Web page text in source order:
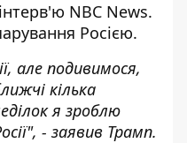
NBC News.
Росією.
але подивимося,
кілька
я зроблю
- заявив Трамп.